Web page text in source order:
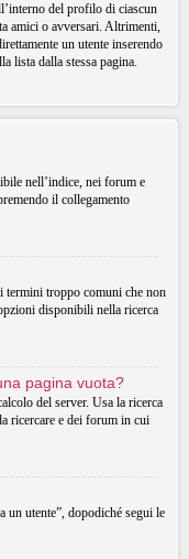
del profilo di ciascun
amici o avversari. Altrimenti,
un utente inserendo
lista dalla stessa pagina.
nell’indice, nei forum e
il collegamento
termini troppo comuni che non
disponibili nella ricerca
pagina vuota?
del server. Usa la ricerca
ricercare e dei forum in cui
un utente”, dopodiché segui le